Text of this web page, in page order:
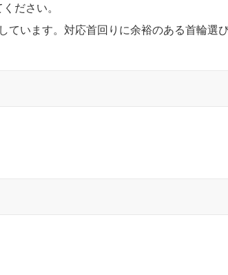
ださい。
います。対応首回りに余裕のある首輪選